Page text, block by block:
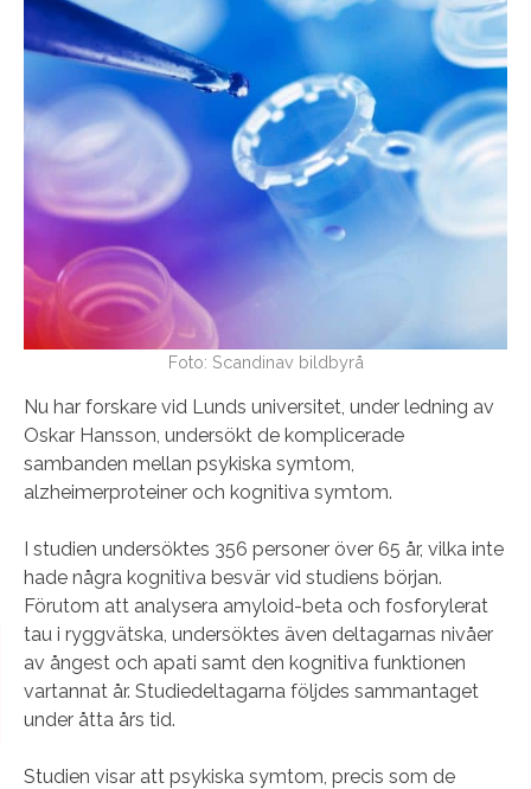
Foto: Scandinav bildbyrå
Nu har forskare vid Lunds universitet, under ledning av
Oskar Hansson, undersökt de komplicerade
sambanden mellan psykiska symtom,
alzheimerproteiner och kognitiva symtom.
I studien undersöktes 356 personer över 65 år, vilka inte
hade några kognitiva besvär vid studiens början.
Förutom att analysera amyloid-beta och fosforylerat
tau i ryggvätska, undersöktes även deltagarnas nivåer
av ångest och apati samt den kognitiva funktionen
vartannat år. Studiedeltagarna följdes sammantaget
under åtta års tid.
Studien visar att psykiska symtom, precis som de